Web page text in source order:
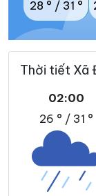
28 ° / 31 °
Thời tiết Xã
02:00
26 ° / 31 °